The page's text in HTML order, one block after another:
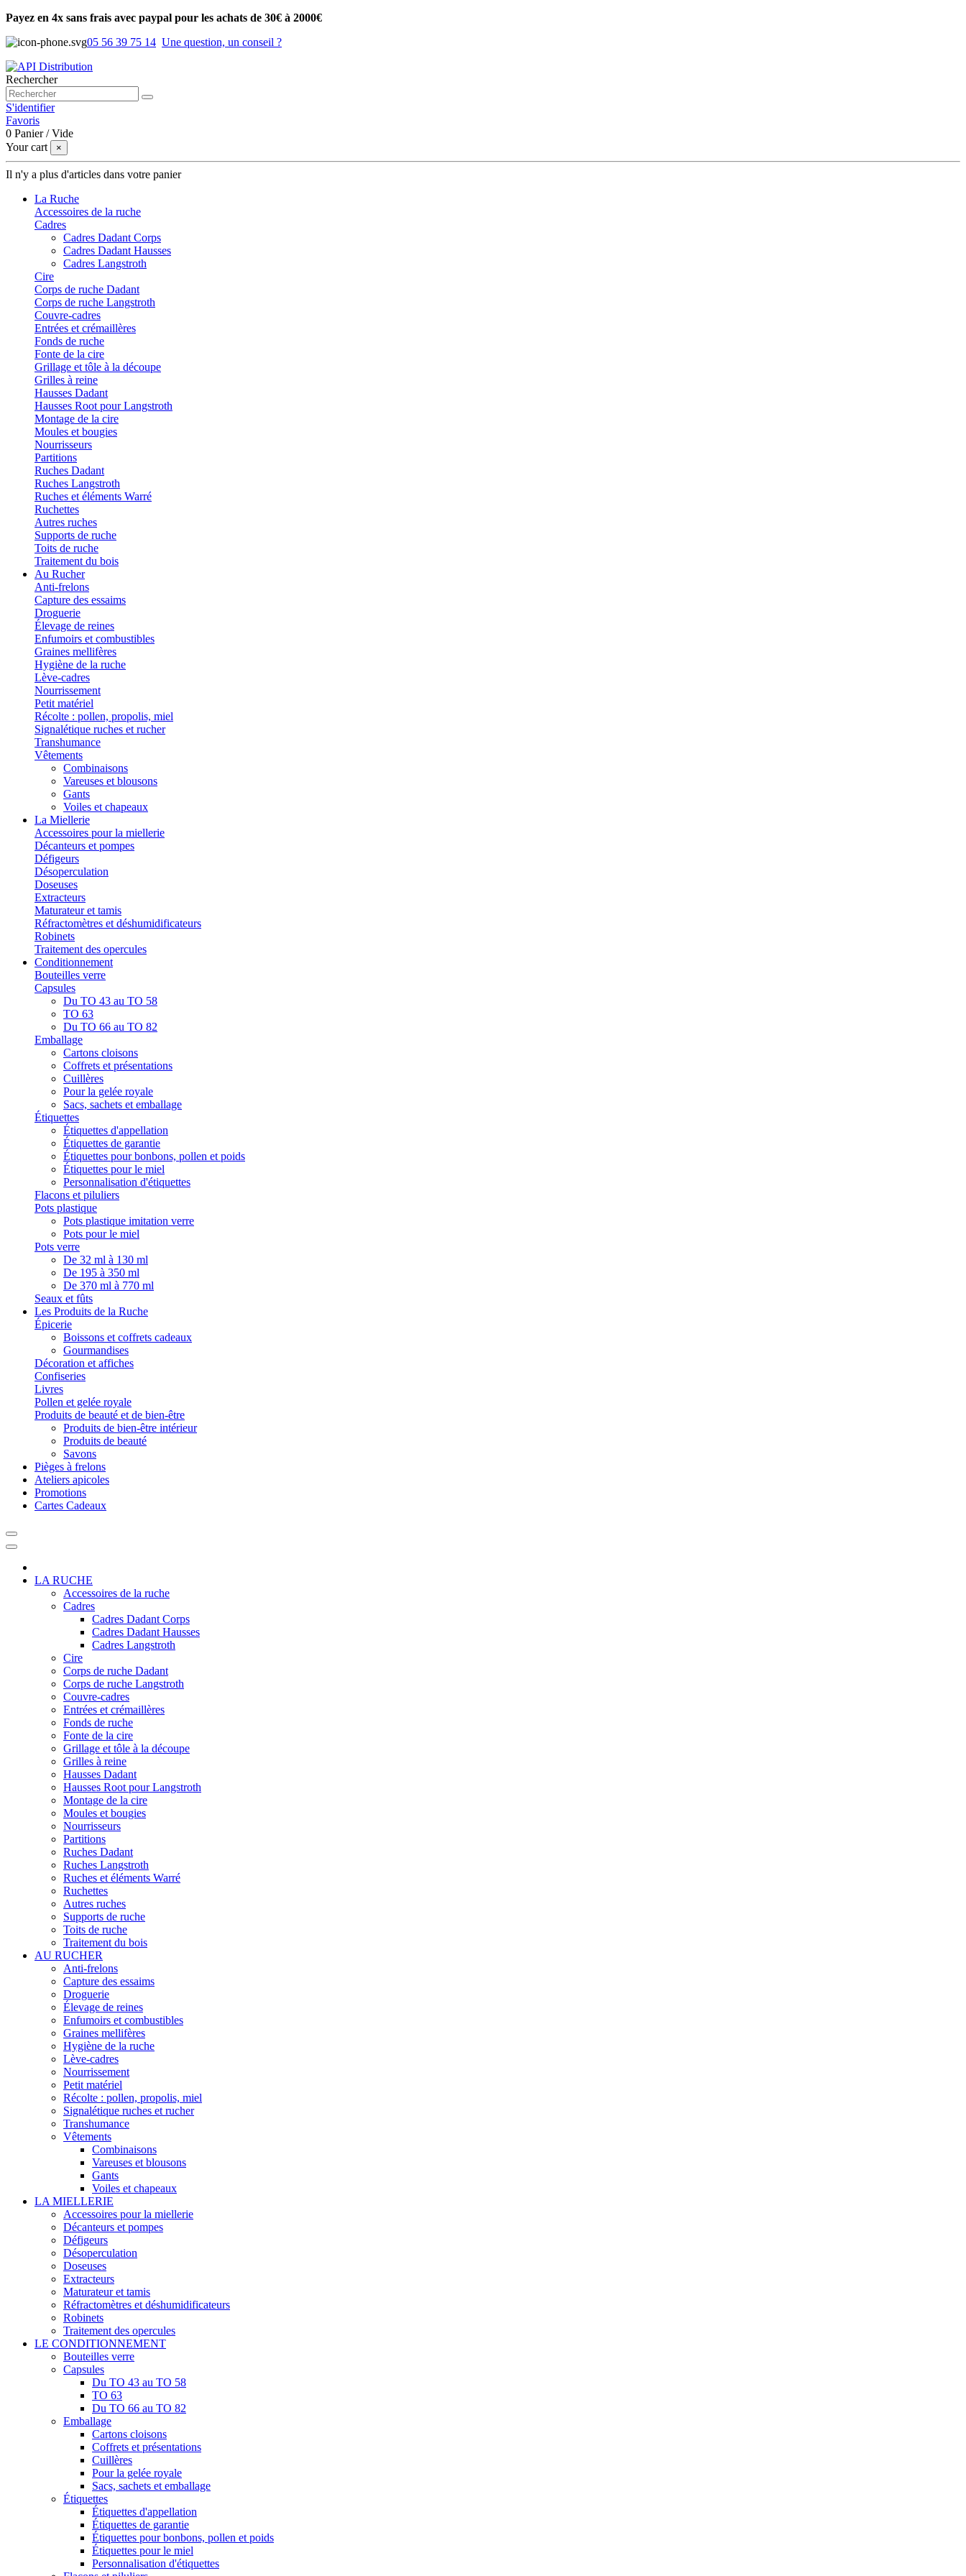
Payez en 4x sans frais avec paypal pour les achats de 30€ à 2000€
05 56 39 75 14 Une question, un conseil ?
Rechercher
S'identifier
Favoris
0 Panier /Vide
Your cart
×
Il n'y a plus d'articles dans votre panier
La Ruche
Accessoires de la ruche
Cadres
Cadres Dadant Corps
Cadres Dadant Hausses
Cadres Langstroth
Cire
Corps de ruche Dadant
Corps de ruche Langstroth
Couvre-cadres
Entrées et crémaillères
Fonds de ruche
Fonte de la cire
Grillage et tôle à la découpe
Grilles à reine
Hausses Dadant
Hausses Root pour Langstroth
Montage de la cire
Moules et bougies
Nourrisseurs
Partitions
Ruches Dadant
Ruches Langstroth
Ruches et éléments Warré
Ruchettes
Autres ruches
Supports de ruche
Toits de ruche
Traitement du bois
Au Rucher
Anti-frelons
Capture des essaims
Droguerie
Élevage de reines
Enfumoirs et combustibles
Graines mellifères
Hygiène de la ruche
Lève-cadres
Nourrissement
Petit matériel
Récolte : pollen, propolis, miel
Signalétique ruches et rucher
Transhumance
Vêtements
Combinaisons
Vareuses et blousons
Gants
Voiles et chapeaux
La Miellerie
Accessoires pour la miellerie
Décanteurs et pompes
Défigeurs
Désoperculation
Doseuses
Extracteurs
Maturateur et tamis
Réfractomètres et déshumidificateurs
Robinets
Traitement des opercules
Conditionnement
Bouteilles verre
Capsules
Du TO 43 au TO 58
TO 63
Du TO 66 au TO 82
Emballage
Cartons cloisons
Coffrets et présentations
Cuillères
Pour la gelée royale
Sacs, sachets et emballage
Étiquettes
Étiquettes d'appellation
Étiquettes de garantie
Étiquettes pour bonbons, pollen et poids
Étiquettes pour le miel
Personnalisation d'étiquettes
Flacons et piluliers
Pots plastique
Pots plastique imitation verre
Pots pour le miel
Pots verre
De 32 ml à 130 ml
De 195 à 350 ml
De 370 ml à 770 ml
Seaux et fûts
Les Produits de la Ruche
Épicerie
Boissons et coffrets cadeaux
Gourmandises
Décoration et affiches
Confiseries
Livres
Pollen et gelée royale
Produits de beauté et de bien-être
Produits de bien-être intérieur
Produits de beauté
Savons
Pièges à frelons
Ateliers apicoles
Promotions
Cartes Cadeaux
LA RUCHE
Accessoires de la ruche
Cadres
Cadres Dadant Corps
Cadres Dadant Hausses
Cadres Langstroth
Cire
Corps de ruche Dadant
Corps de ruche Langstroth
Couvre-cadres
Entrées et crémaillères
Fonds de ruche
Fonte de la cire
Grillage et tôle à la découpe
Grilles à reine
Hausses Dadant
Hausses Root pour Langstroth
Montage de la cire
Moules et bougies
Nourrisseurs
Partitions
Ruches Dadant
Ruches Langstroth
Ruches et éléments Warré
Ruchettes
Autres ruches
Supports de ruche
Toits de ruche
Traitement du bois
AU RUCHER
Anti-frelons
Capture des essaims
Droguerie
Élevage de reines
Enfumoirs et combustibles
Graines mellifères
Hygiène de la ruche
Lève-cadres
Nourrissement
Petit matériel
Récolte : pollen, propolis, miel
Signalétique ruches et rucher
Transhumance
Vêtements
Combinaisons
Vareuses et blousons
Gants
Voiles et chapeaux
LA MIELLERIE
Accessoires pour la miellerie
Décanteurs et pompes
Défigeurs
Désoperculation
Doseuses
Extracteurs
Maturateur et tamis
Réfractomètres et déshumidificateurs
Robinets
Traitement des opercules
LE CONDITIONNEMENT
Bouteilles verre
Capsules
Du TO 43 au TO 58
TO 63
Du TO 66 au TO 82
Emballage
Cartons cloisons
Coffrets et présentations
Cuillères
Pour la gelée royale
Sacs, sachets et emballage
Étiquettes
Étiquettes d'appellation
Étiquettes de garantie
Étiquettes pour bonbons, pollen et poids
Étiquettes pour le miel
Personnalisation d'étiquettes